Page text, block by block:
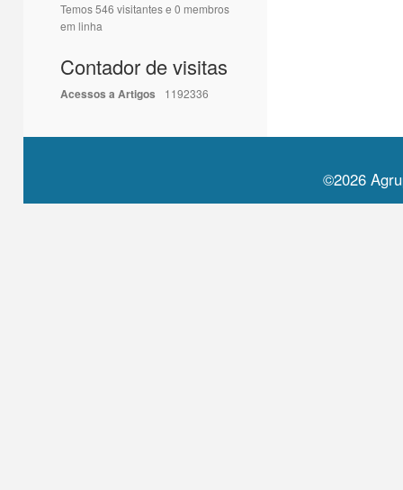
Temos 546 visitantes e 0 membros
em linha
Contador de visitas
Acessos a Artigos 1192336
©2026